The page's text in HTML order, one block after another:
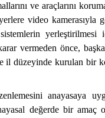
ve araçlarını
video kamerasıyla
vermeden önce,
il düzeyinde kurulan bir
anayasaya
değerde bir amaç